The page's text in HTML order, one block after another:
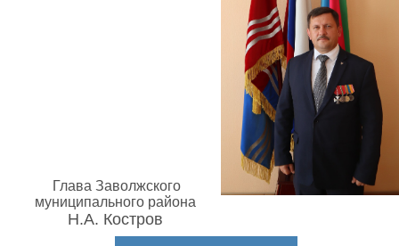
Глава Заволжского
муниципального района
Н.А. Костров